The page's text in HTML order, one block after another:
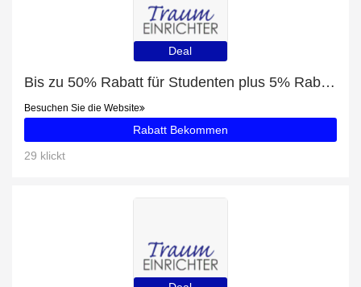
Deal
Bis zu 50% Rabatt für Studenten plus 5% Rabatt auf Habufa Sideboard Brooklyn 37154
Besuchen Sie die Website
Rabatt Bekommen
29 klickt